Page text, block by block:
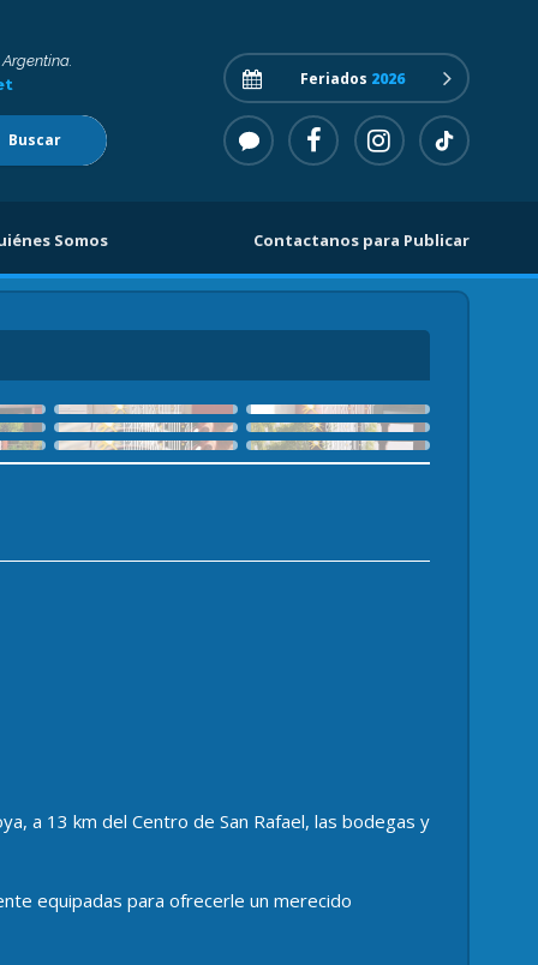
Buscar
Feriados 2026
Somos Contactanos para Publicar
a 13 km del Centro de San Rafael, las bodegas y
equipadas para ofrecerle un merecido